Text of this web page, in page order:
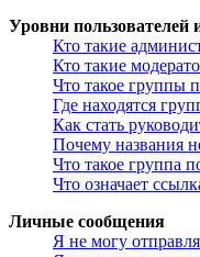
Уровни пользователей
Кто такие
Кто такие
Что такое группы
Где находятся
Как стать
Почему названия
Что такое группа
Что означает
Личные сообщения
Я не могу